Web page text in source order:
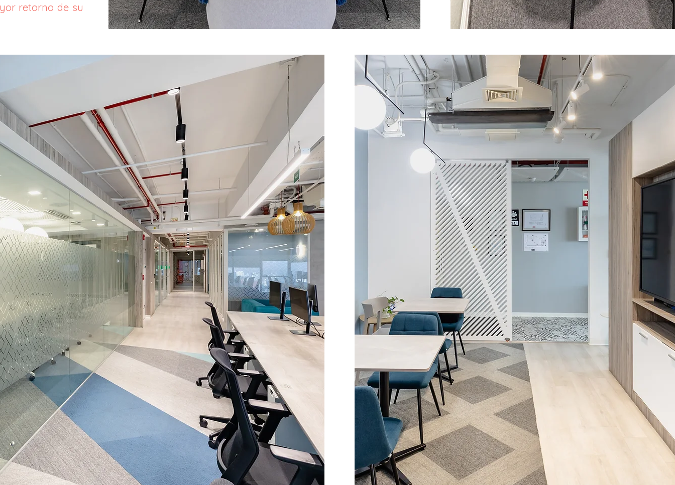
retorno de su